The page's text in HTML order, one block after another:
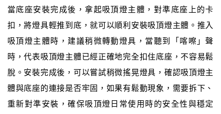
當底座安裝完成後，拿起吸頂燈主體，對準底座上的卡
扣，將燈具輕推到底，就可以順利安裝吸頂燈主體。推入
吸頂燈主體時，建議稍微轉動燈具，當聽到「喀嚓」聲
時，代表吸頂燈主體已經正確地完全扣住底座，不容易鬆
脫。安裝完成後，可以嘗試稍微搖晃燈具，確認吸頂燈主
體與底座的連接是否牢固，如果有鬆動現象，需要拆下、
重新對準安裝，確保吸頂燈日常使用時的安全性與穩定